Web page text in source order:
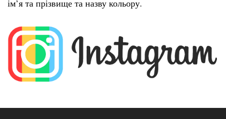
ім’я та прізвище та назву кольору.